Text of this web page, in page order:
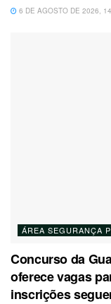
6 DE AGOSTO DE 2026,
ÁREA SEGURANÇA
Concurso da
oferece vagas
inscrições